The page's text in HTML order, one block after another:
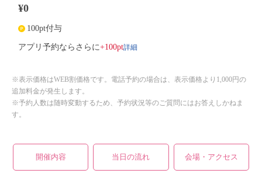
¥0
100pt付与
アプリ予約ならさらに+100pt詳細
※表示価格はWEB割価格です。電話予約の場合は、表示価格より1,000円の
追加料金が発生します。
※予約人数は随時変動するため、予約状況等のご質問にはお答えしかねま
す。
開催内容 当日の流れ 会場・アクセス